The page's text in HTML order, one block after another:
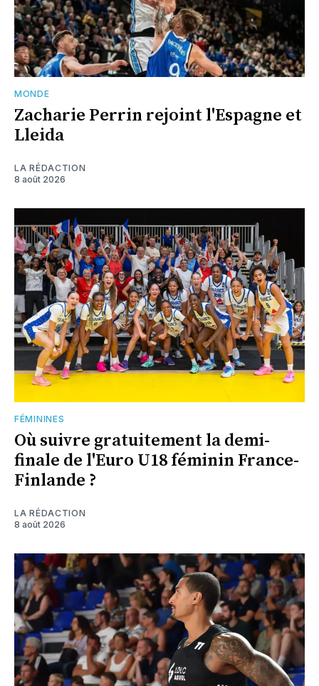
MONDE
Zacharie Perrin rejoint l'Espagne et
Lleida
LA RÉDACTION
8 août 2026
FÉMININES
Où suivre gratuitement la demi-
finale de l'Euro U18 féminin France-
Finlande ?
LA RÉDACTION
8 août 2026